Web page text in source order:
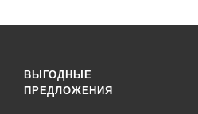
ВЫГОДНЫЕ
ПРЕДЛОЖЕНИЯ